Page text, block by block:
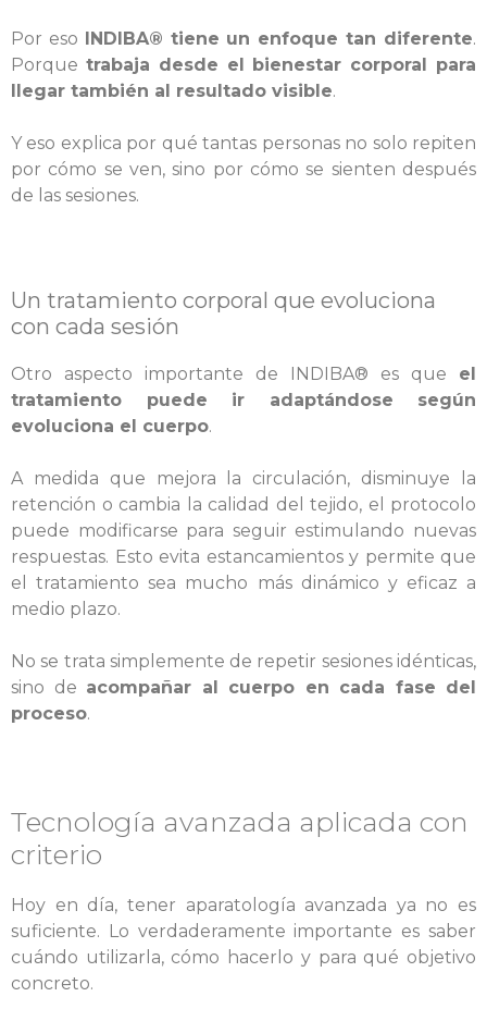
Por eso INDIBA® tiene un enfoque tan diferente.
Porque trabaja desde el bienestar corporal para
llegar también al resultado visible.
Y eso explica por qué tantas personas no solo repiten
por cómo se ven, sino por cómo se sienten después
de las sesiones.
Un tratamiento corporal que evoluciona
con cada sesión
Otro aspecto importante de INDIBA® es que el
tratamiento puede ir adaptándose según
evoluciona el cuerpo.
A medida que mejora la circulación, disminuye la
retención o cambia la calidad del tejido, el protocolo
puede modificarse para seguir estimulando nuevas
respuestas. Esto evita estancamientos y permite que
el tratamiento sea mucho más dinámico y eficaz a
medio plazo.
No se trata simplemente de repetir sesiones idénticas,
sino de acompañar al cuerpo en cada fase del
proceso.
Tecnología avanzada aplicada con
criterio
Hoy en día, tener aparatología avanzada ya no es
suficiente. Lo verdaderamente importante es saber
cuándo utilizarla, cómo hacerlo y para qué objetivo
concreto.